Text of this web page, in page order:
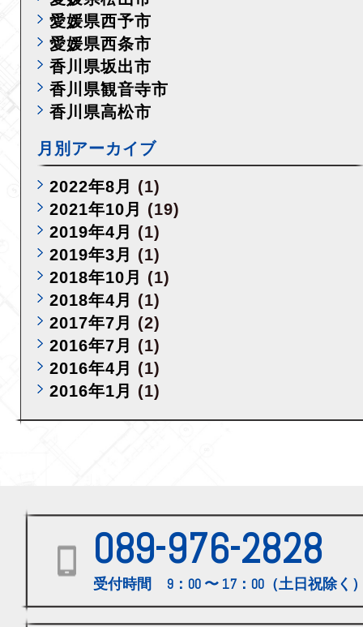
愛媛県西予市
愛媛県西条市
香川県坂出市
香川県観音寺市
香川県高松市
月別アーカイブ
2022年8月
(1)
2021年10月
(19)
2019年4月
(1)
2019年3月
(1)
2018年10月
(1)
2018年4月
(1)
2017年7月
(2)
2016年7月
(1)
2016年4月
(1)
2016年1月
(1)
089-976-2828
受付時間 9：00 〜 17：00（土日祝除く